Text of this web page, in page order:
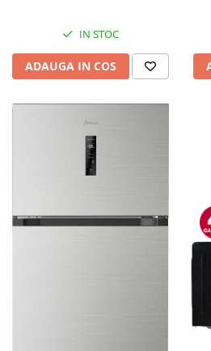
IN STOC
ADAUGA IN COS